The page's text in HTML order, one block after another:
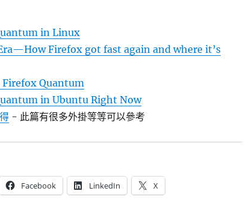
in Linux
Firefox got fast again and where it’s
Firefox Quantum
in Ubuntu Right Now
- 此篇有很多外掛等等可以參考
Facebook LinkedIn X